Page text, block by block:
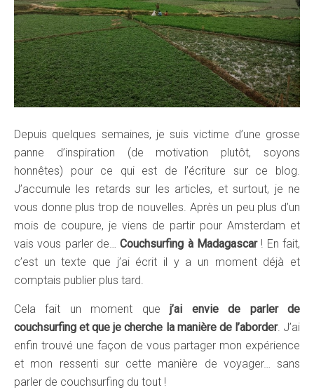
Depuis quelques semaines, je suis victime d’une grosse
panne d’inspiration (de motivation plutôt, soyons
honnêtes) pour ce qui est de l’écriture sur ce blog.
J’accumule les retards sur les articles, et surtout, je ne
vous donne plus trop de nouvelles. Après un peu plus d’un
mois de coupure, je viens de partir pour Amsterdam et
vais vous parler de…Couchsurfing à Madagascar! En fait,
c’est un texte que j’ai écrit il y a un moment déjà et
comptais publier plus tard.
Cela fait un moment quej’ai envie de parler de
couchsurfing et que je cherche la manière de l’aborder. J’ai
enfin trouvé une façon de vous partager mon expérience
et mon ressenti sur cette manière de voyager… sans
parler de couchsurfing du tout !